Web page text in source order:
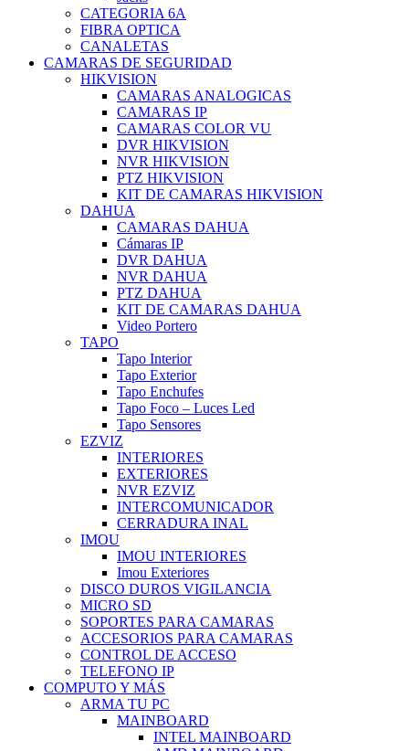
CATEGORIA 6A
FIBRA OPTICA
CANALETAS
CAMARAS DE SEGURIDAD
HIKVISION
CAMARAS ANALOGICAS
CAMARAS IP
CAMARAS COLOR VU
DVR HIKVISION
NVR HIKVISION
PTZ HIKVISION
KIT DE CAMARAS HIKVISION
DAHUA
CAMARAS DAHUA
Cámaras IP
DVR DAHUA
NVR DAHUA
PTZ DAHUA
KIT DE CAMARAS DAHUA
Video Portero
TAPO
Tapo Interior
Tapo Exterior
Tapo Enchufes
Tapo Foco – Luces Led
Tapo Sensores
EZVIZ
INTERIORES
EXTERIORES
NVR EZVIZ
INTERCOMUNICADOR
CERRADURA INAL
IMOU
IMOU INTERIORES
Imou Exteriores
DISCO DUROS VIGILANCIA
MICRO SD
SOPORTES PARA CAMARAS
ACCESORIOS PARA CAMARAS
CONTROL DE ACCESO
TELEFONO IP
COMPUTO Y MÁS
ARMA TU PC
MAINBOARD
INTEL MAINBOARD